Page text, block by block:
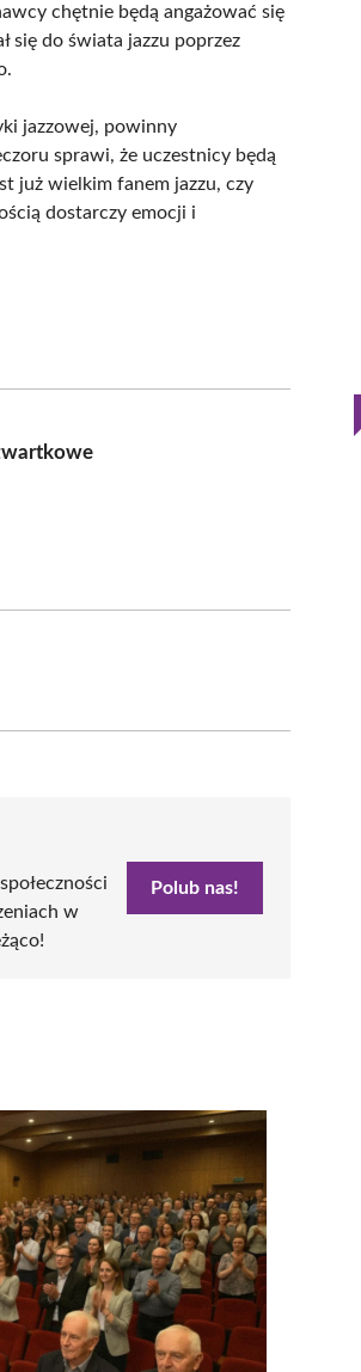
chętnie będą angażować się
się do świata jazzu poprzez
jazzowej, powinny
sprawi, że uczestnicy będą
już wielkim fanem jazzu, czy
dostarczy emocji i
w
Polub nas!